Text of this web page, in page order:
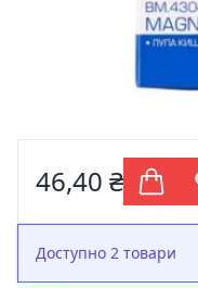
46,40 ₴
Доступно 2 товари